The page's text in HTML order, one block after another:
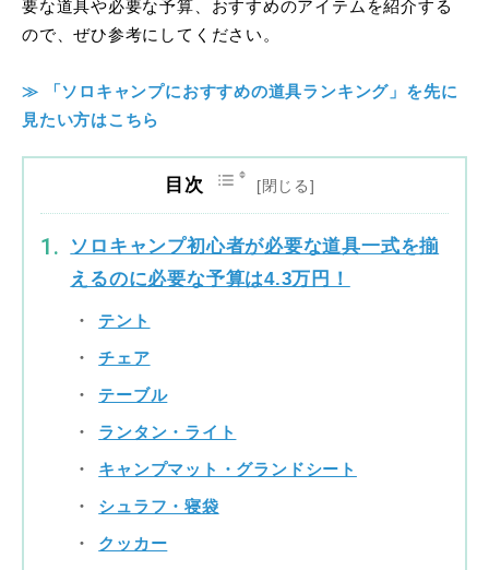
要な道具や必要な予算、おすすめのアイテムを紹介する
ので、ぜひ参考にしてください。
≫ 「ソロキャンプにおすすめの道具ランキング」を先に
見たい方はこちら
目次
ソロキャンプ初心者が必要な道具一式を揃
えるのに必要な予算は4.3万円！
テント
チェア
テーブル
ランタン・ライト
キャンプマット・グランドシート
シュラフ・寝袋
クッカー